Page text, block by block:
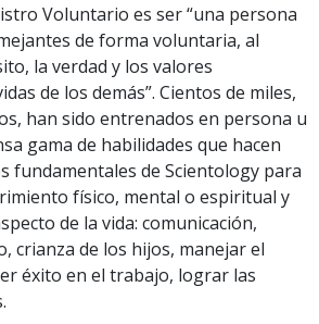
Voluntario es ser “una persona
de forma voluntaria, al
la verdad y los valores
de los demás”. Cientos de miles,
han sido entrenados en persona u
gama de habilidades que hacen
fundamentales de Scientology para
físico, mental o espiritual y
de la vida: comunicación,
crianza de los hijos, manejar el
éxito en el trabajo, lograr las